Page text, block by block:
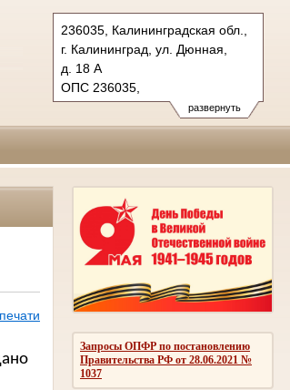
развернуть
236035, Калининградская обл.,
г. Калининград, ул. Дюнная,
д. 18 А
ОПС 236035,
бокс №5063 г. Калининград
Тел.: (4012) 60-56-60, 60-56-
moskovsky.kln@sudrf.ru
Запросы ОПФР по постановлению
Правительства РФ от 28.06.2021 №
1037